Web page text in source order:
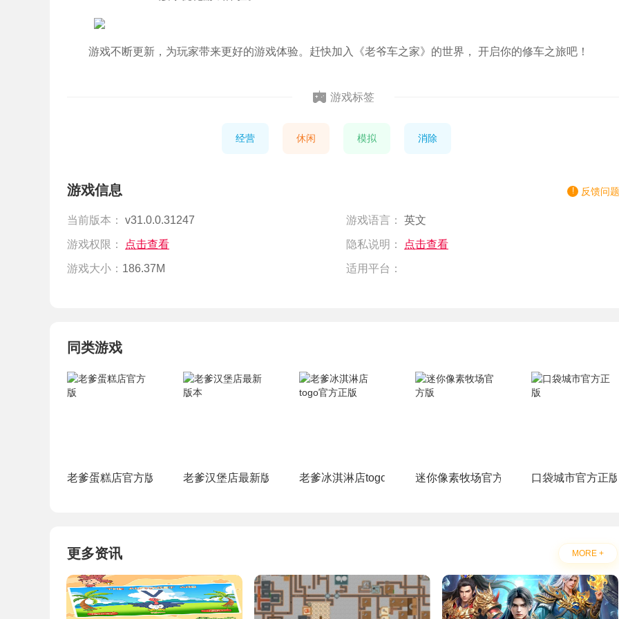
游戏不断更新，为玩家带来更好的游戏体验。赶快加入《老爷车之家》的世界， 开启你的修车之旅吧！
游戏标签
经营 休闲 模拟 消除
游戏信息 反馈问题
当前版本： v31.0.0.31247 游戏语言： 英文
游戏权限： 点击查看 隐私说明： 点击查看
游戏大小： 186.37M 适用平台：
同类游戏
老爹蛋糕店官方版 老爹汉堡店最新版本 老爹冰淇淋店togo官方正版迷你像素牧场官方版 口袋城市官方正版
更多资讯 MORE +